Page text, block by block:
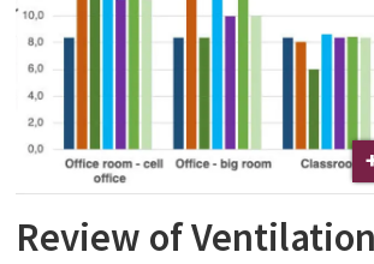
Review of Ventilation